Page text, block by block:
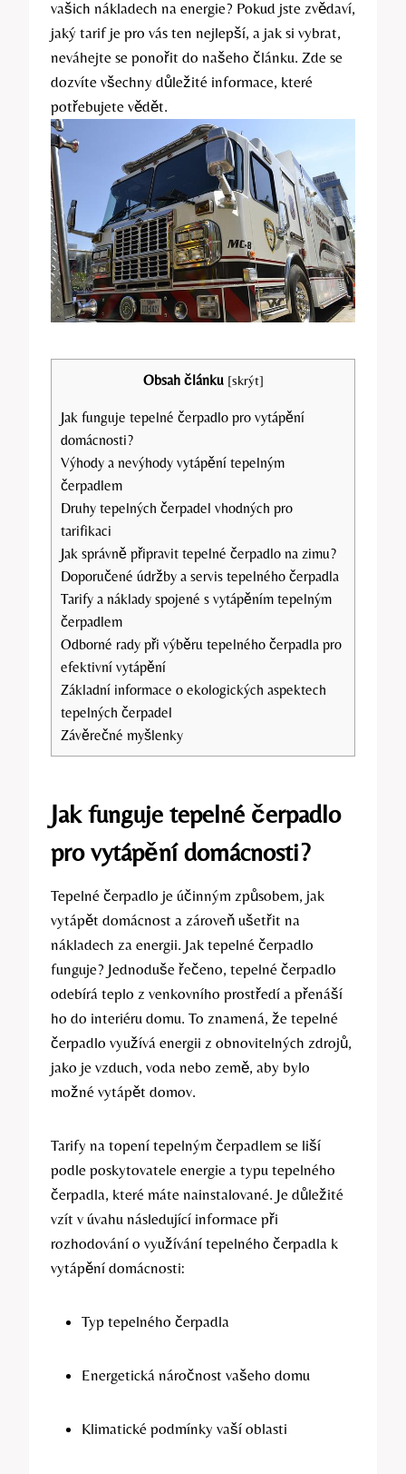
vašich nákladech na energie? Pokud jste zvědaví,
jaký tarif je pro vás ten nejlepší, a jak si vybrat,
neváhejte se ponořit do našeho článku. Zde se
dozvíte všechny důležité informace, které
potřebujete vědět.
Obsah článku [skrýt]
Jak funguje tepelné čerpadlo pro vytápění
domácnosti?
Výhody a nevýhody vytápění tepelným
čerpadlem
Druhy tepelných čerpadel vhodných pro
tarifikaci
Jak správně připravit tepelné čerpadlo na zimu?
Doporučené údržby a servis tepelného čerpadla
Tarify a náklady spojené s vytápěním tepelným
čerpadlem
Odborné rady při výběru tepelného čerpadla pro
efektivní vytápění
Základní informace o ekologických aspektech
tepelných čerpadel
Závěrečné myšlenky
Jak funguje tepelné čerpadlo
pro vytápění domácnosti?
Tepelné čerpadlo je účinným způsobem, jak
vytápět domácnost a zároveň ušetřit na
nákladech za energii. Jak tepelné čerpadlo
funguje? Jednoduše řečeno, tepelné čerpadlo
odebírá teplo z venkovního prostředí a přenáší
ho do interiéru domu. To znamená, že tepelné
čerpadlo využívá energii z obnovitelných zdrojů,
jako je vzduch, voda nebo země, aby bylo
možné vytápět domov.
Tarify na topení tepelným čerpadlem se liší
podle poskytovatele energie a typu tepelného
čerpadla, které máte nainstalované. Je důležité
vzít v úvahu následující informace při
rozhodování o využívání tepelného čerpadla k
vytápění domácnosti:
Typ tepelného čerpadla
Energetická náročnost vašeho domu
Klimatické podmínky vaší oblasti